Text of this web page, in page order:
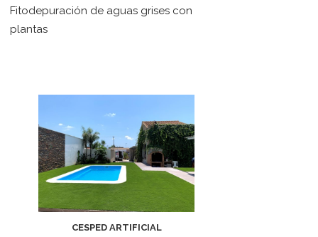
Fitodepuración de aguas grises con
plantas
CESPED ARTIFICIAL